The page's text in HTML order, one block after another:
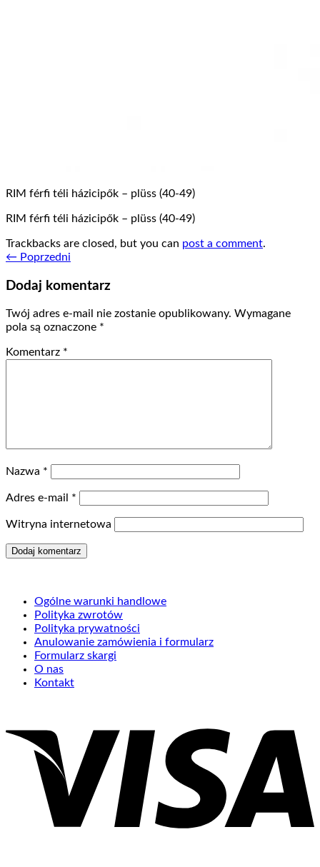
RIM férfi téli házicipők – plüss (40-49)
RIM férfi téli házicipők – plüss (40-49)
Trackbacks are closed, but you can post a comment.
← Poprzedni
Dodaj komentarz
Twój adres e-mail nie zostanie opublikowany. Wymagane
pola są oznaczone *
Komentarz *
Nazwa *
Adres e-mail *
Witryna internetowa
Ogólne warunki handlowe
Polityka zwrotów
Polityka prywatności
Anulowanie zamówienia i formularz
Formularz skargi
O nas
Kontakt